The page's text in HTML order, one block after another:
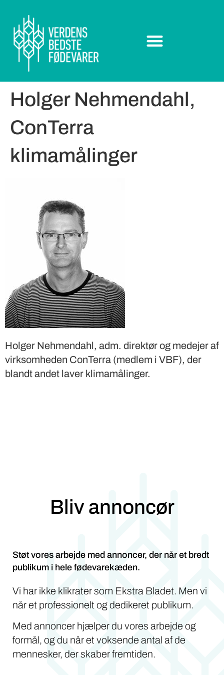
Holger Nehmendahl,
ConTerra
klimamålinger
Holger Nehmendahl, adm. direktør og medejer af
virksomheden ConTerra (medlem i VBF), der
blandt andet laver klimamålinger.
Bliv annoncør
Støt vores arbejde med annoncer, der når et bredt
publikum i hele fødevarekæden.
Vi har ikke klikrater som Ekstra Bladet. Men vi
når et professionelt og dedikeret publikum.
Med annoncer hjælper du vores arbejde og
formål, og du når et voksende antal af de
mennesker, der skaber fremtiden.